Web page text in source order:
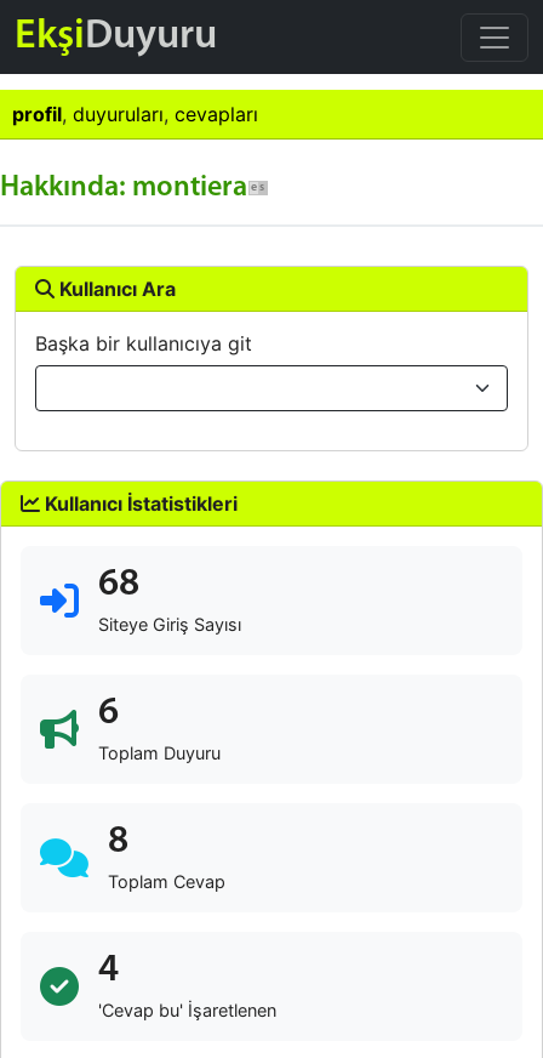
EkşiDuyuru
profil, duyuruları, cevapları
Hakkında: montiera
Kullanıcı Ara
Başka bir kullanıcıya git
Kullanıcı İstatistikleri
68
Siteye Giriş Sayısı
6
Toplam Duyuru
8
Toplam Cevap
4
'Cevap bu' İşaretlenen